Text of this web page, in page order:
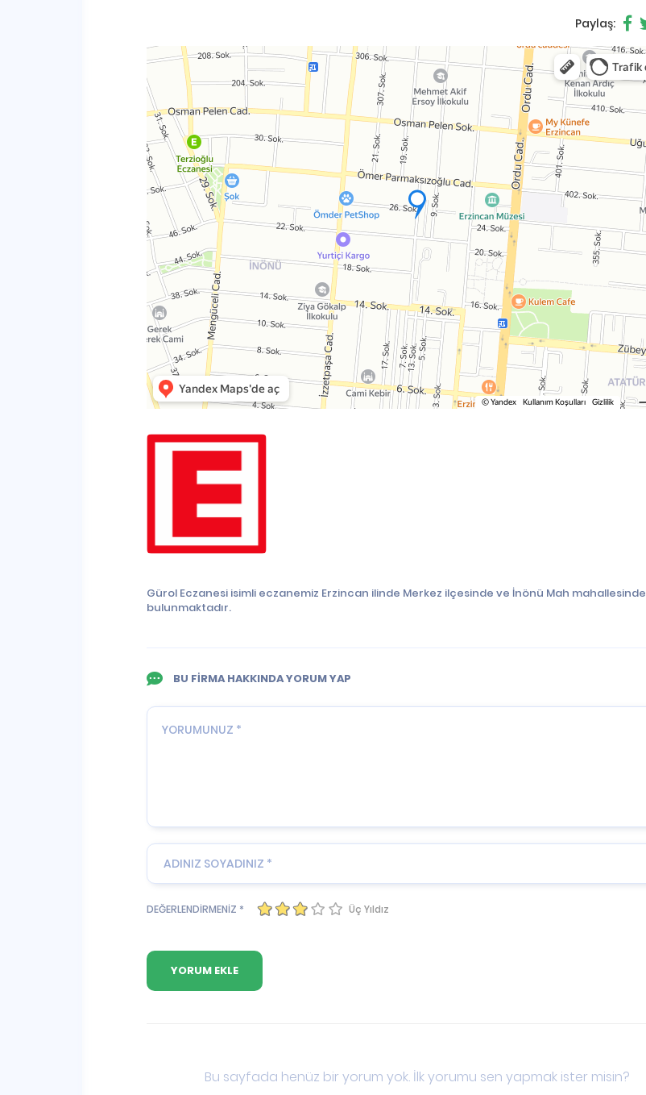
Paylaş:
Gürol Eczanesi isimli eczanemiz Erzincan ilinde Merkez ilçesinde ve İnönü Mah mahallesinde
bulunmaktadır.
BU FİRMA HAKKINDA YORUM YAP
DEĞERLENDİRMENİZ * Üç Yıldız
Bu sayfada henüz bir yorum yok. İlk yorumu sen yapmak ister misin?